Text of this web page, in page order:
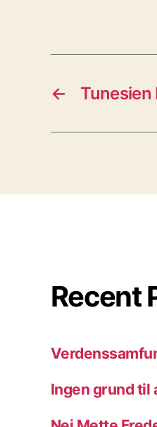
←
Recent
Ingen grund til